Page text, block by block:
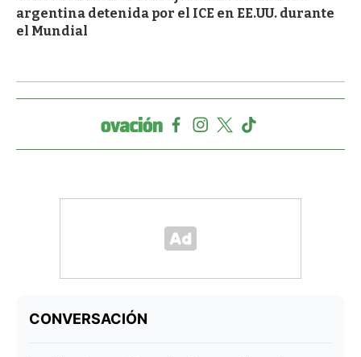
argentina detenida por el ICE en EE.UU. durante
el Mundial